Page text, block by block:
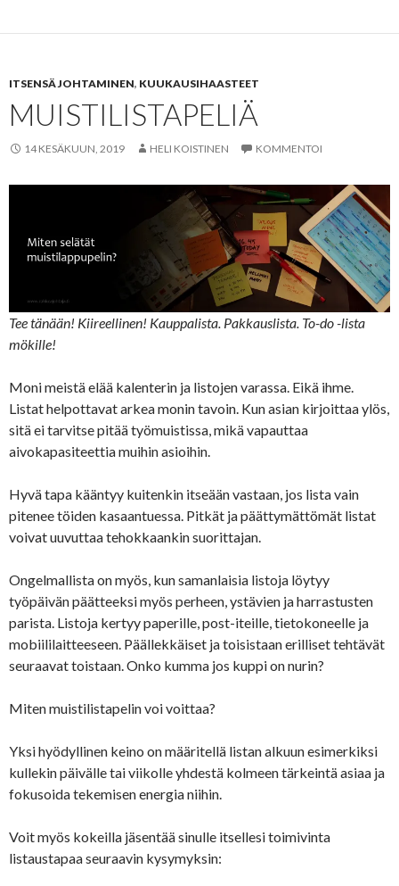
ITSENSÄ JOHTAMINEN, KUUKAUSIHAASTEET
MUISTILISTAPELIÄ
14 KESÄKUUN, 2019 HELI KOISTINEN KOMMENTOI
Tee tänään! Kiireellinen! Kauppalista. Pakkauslista. To-do -lista
mökille!
Moni meistä elää kalenterin ja listojen varassa. Eikä ihme.
Listat helpottavat arkea monin tavoin. Kun asian kirjoittaa ylös,
sitä ei tarvitse pitää työmuistissa, mikä vapauttaa
aivokapasiteettia muihin asioihin.
Hyvä tapa kääntyy kuitenkin itseään vastaan, jos lista vain
pitenee töiden kasaantuessa. Pitkät ja päättymättömät listat
voivat uuvuttaa tehokkaankin suorittajan.
Ongelmallista on myös, kun samanlaisia listoja löytyy
työpäivän päätteeksi myös perheen, ystävien ja harrastusten
parista. Listoja kertyy paperille, post-iteille, tietokoneelle ja
mobiililaitteeseen. Päällekkäiset ja toisistaan erilliset tehtävät
seuraavat toistaan. Onko kumma jos kuppi on nurin?
Miten muistilistapelin voi voittaa?
Yksi hyödyllinen keino on määritellä listan alkuun esimerkiksi
kullekin päivälle tai viikolle yhdestä kolmeen tärkeintä asiaa ja
fokusoida tekemisen energia niihin.
Voit myös kokeilla jäsentää sinulle itsellesi toimivinta
listaustapaa seuraavin kysymyksin: